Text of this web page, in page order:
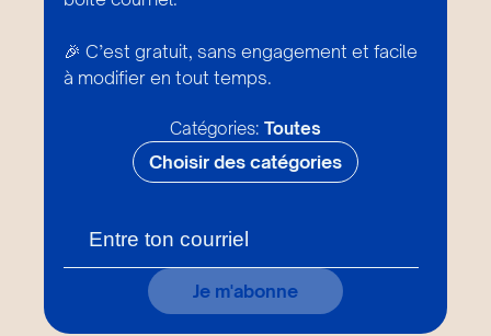
🎉 C’est gratuit, sans engagement et facile
à modifier en tout temps.
Catégories: Toutes
Choisir des catégories
Je m'abonne